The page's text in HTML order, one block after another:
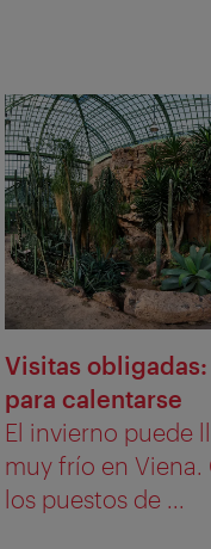
Visitas
para calentarse
El invierno puede
muy frío en Viena.
los puestos de ...